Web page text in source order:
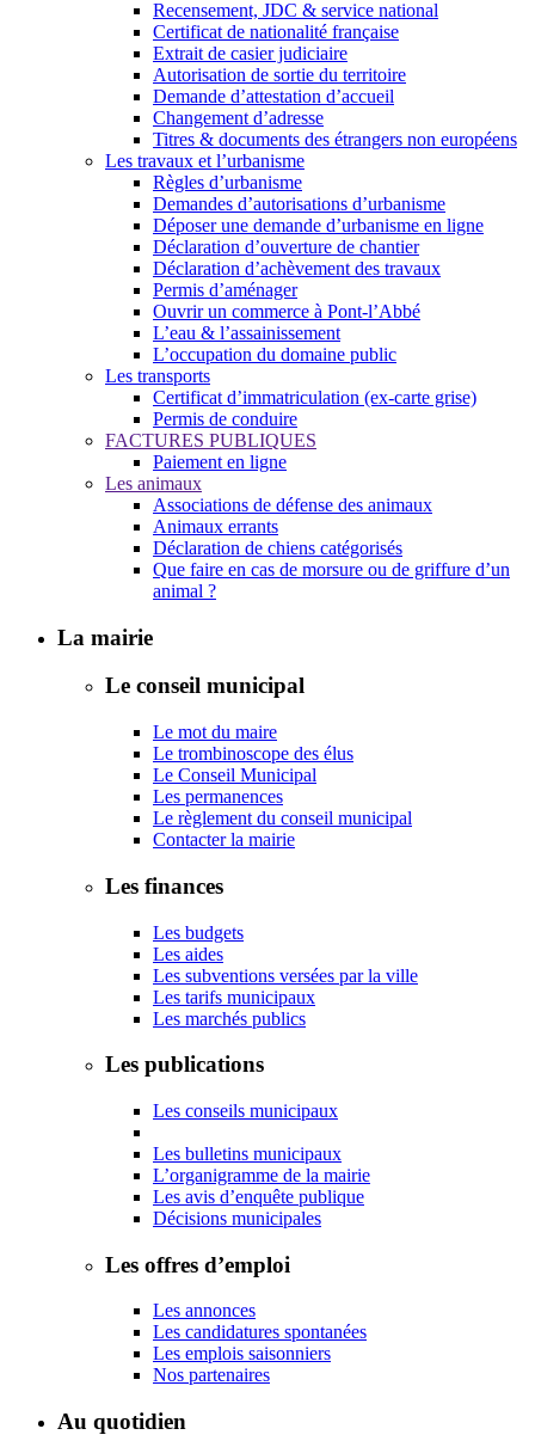
Recensement, JDC & service national
Certificat de nationalité française
Extrait de casier judiciaire
Autorisation de sortie du territoire
Demande d’attestation d’accueil
Changement d’adresse
Titres & documents des étrangers non européens
Les travaux et l’urbanisme
Règles d’urbanisme
Demandes d’autorisations d’urbanisme
Déposer une demande d’urbanisme en ligne
Déclaration d’ouverture de chantier
Déclaration d’achèvement des travaux
Permis d’aménager
Ouvrir un commerce à Pont-l’Abbé
L’eau & l’assainissement
L’occupation du domaine public
Les transports
Certificat d’immatriculation (ex-carte grise)
Permis de conduire
FACTURES PUBLIQUES
Paiement en ligne
Les animaux
Associations de défense des animaux
Animaux errants
Déclaration de chiens catégorisés
Que faire en cas de morsure ou de griffure d’un
animal ?
La mairie
Le conseil municipal
Le mot du maire
Le trombinoscope des élus
Le Conseil Municipal
Les permanences
Le règlement du conseil municipal
Contacter la mairie
Les finances
Les budgets
Les aides
Les subventions versées par la ville
Les tarifs municipaux
Les marchés publics
Les publications
Les conseils municipaux
Les bulletins municipaux
L’organigramme de la mairie
Les avis d’enquête publique
Décisions municipales
Les offres d’emploi
Les annonces
Les candidatures spontanées
Les emplois saisonniers
Nos partenaires
Au quotidien